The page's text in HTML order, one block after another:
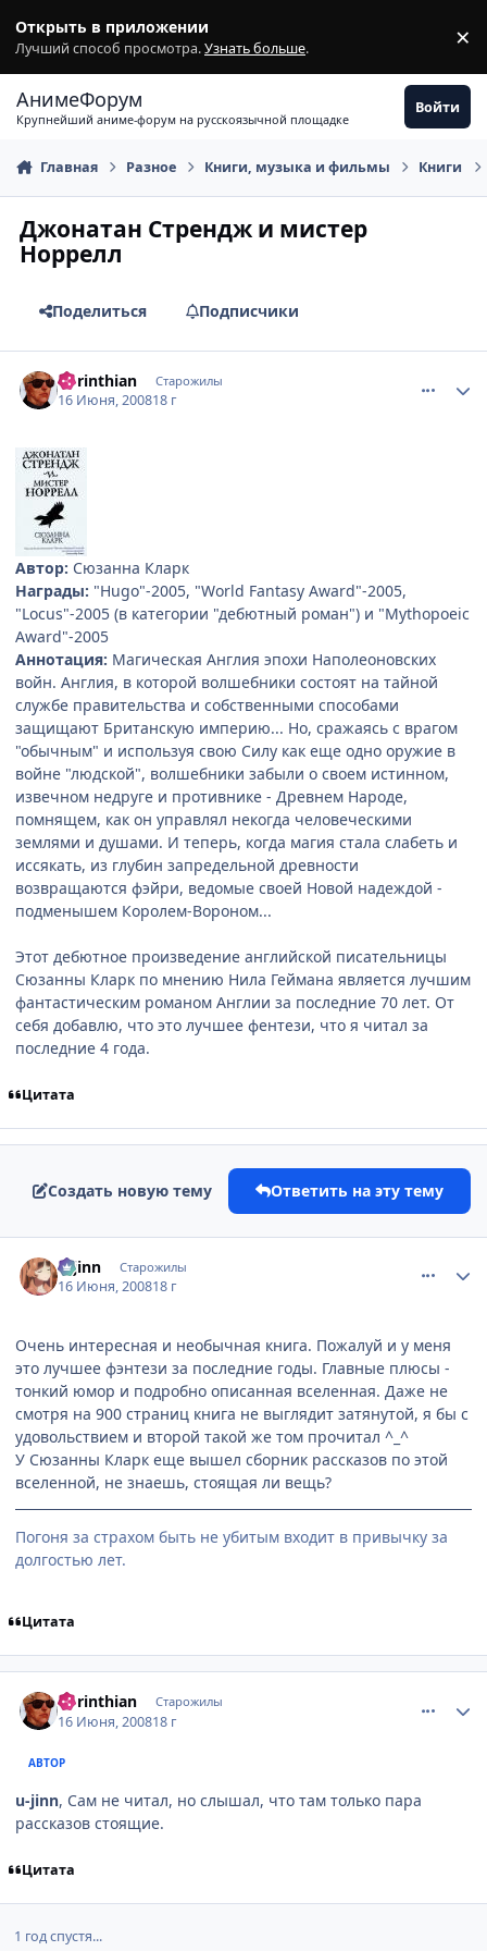
Открыть в приложении
Лучший способ просмотра.Узнать больше. ×
АнимеФорум
Крупнейший аниме-форум на русскоязычной площадке
Войти
Главная Разное Книги, музыка и фильмы Книги
Джонатан Стрендж и мистер
Норрелл
Поделиться Подписчики
Corinthian Старожилы
16 Июня, 200818 г
Автор: Сюзанна Кларк
Награды: "Hugo"-2005, "World Fantasy Award"-2005,
"Locus"-2005 (в категории "дебютный роман") и "Mythopoeic
Award"-2005
Аннотация: Магическая Англия эпохи Наполеоновских
войн. Англия, в которой волшебники состоят на тайной
службе правительства и собственными способами
защищают Британскую империю... Но, сражаясь с врагом
"обычным" и используя свою Силу как еще одно оружие в
войне "людской", волшебники забыли о своем истинном,
извечном недруге и противнике - Древнем Народе,
помнящем, как он управлял некогда человеческими
землями и душами. И теперь, когда магия стала слабеть и
иссякать, из глубин запредельной древности
возвращаются фэйри, ведомые своей Новой надеждой -
подменышем Королем-Вороном...
Этот дебютное произведение английской писательницы
Сюзанны Кларк по мнению Нила Геймана является лучшим
фантастическим романом Англии за последние 70 лет. От
себя добавлю, что это лучшее фентези, что я читал за
последние 4 года.
Цитата
Создать новую тему Ответить на эту тему
u-jinn Старожилы
16 Июня, 200818 г
Очень интересная и необычная книга. Пожалуй и у меня
это лучшее фэнтези за последние годы. Главные плюсы -
тонкий юмор и подробно описанная вселенная. Даже не
смотря на 900 страниц книга не выглядит затянутой, я бы с
удовольствием и второй такой же том прочитал ^_^
У Сюзанны Кларк еще вышел сборник рассказов по этой
вселенной, не знаешь, стоящая ли вещь?
Погоня за страхом быть не убитым входит в привычку за
долгостью лет.
Цитата
Corinthian Старожилы
16 Июня, 200818 г
АВТОР
u-jinn, Сам не читал, но слышал, что там только пара
рассказов стоящие.
Цитата
1 год спустя...